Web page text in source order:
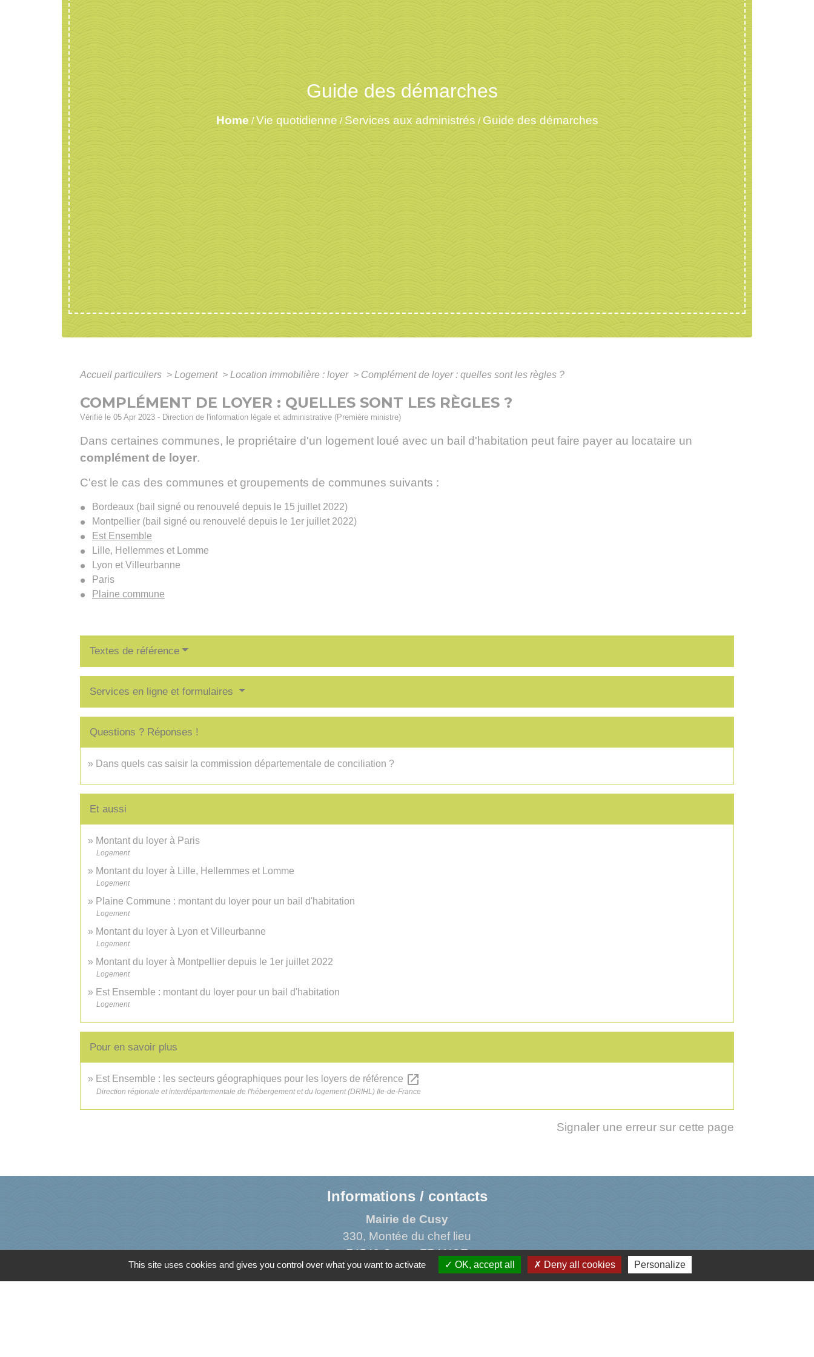
Guide des démarches
Home /Vie quotidienne / Services aux administrés / Guide des démarches
Accueil particuliers > Logement > Location immobilière : loyer > Complément de loyer : quelles sont les règles ?
COMPLÉMENT DE LOYER : QUELLES SONT LES RÈGLES ?
Vérifié le 05 Apr 2023 - Direction de l'information légale et administrative (Première ministre)
Dans certaines communes, le propriétaire d'un logement loué avec un bail d'habitation peut faire payer au locataire un
complément de loyer.
C'est le cas des communes et groupements de communes suivants :
Bordeaux (bail signé ou renouvelé depuis le 15 juillet 2022)
Montpellier (bail signé ou renouvelé depuis le 1 er juillet 2022)
Est Ensemble
Lille, Hellemmes et Lomme
Lyon et Villeurbanne
Paris
Plaine commune
Textes de référence
Services en ligne et formulaires
Questions ? Réponses !
Dans quels cas saisir la commission départementale de conciliation ?
Et aussi
Montant du loyer à Paris
Logement
Montant du loyer à Lille, Hellemmes et Lomme
Logement
Plaine Commune : montant du loyer pour un bail d'habitation
Logement
Montant du loyer à Lyon et Villeurbanne
Logement
Montant du loyer à Montpellier depuis le 1er juillet 2022
Logement
Est Ensemble : montant du loyer pour un bail d'habitation
Logement
Pour en savoir plus
Est Ensemble : les secteurs géographiques pour les loyers de référence open_in_new
Direction régionale et interdépartementale de l'hébergement et du logement (DRIHL) Ile-de-France
Signaler une erreur sur cette page
Informations / contacts
Mairie de Cusy
330, Montée du chef lieu
74540 Cusy - FRANCE
+33 4 50 52 50 48
This site uses cookies and gives you control over what you want to activate OK, accept all Deny all cookies Personalize